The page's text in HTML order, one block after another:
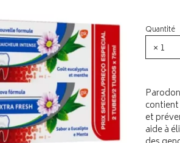
Quantité
× 1
et
aide à